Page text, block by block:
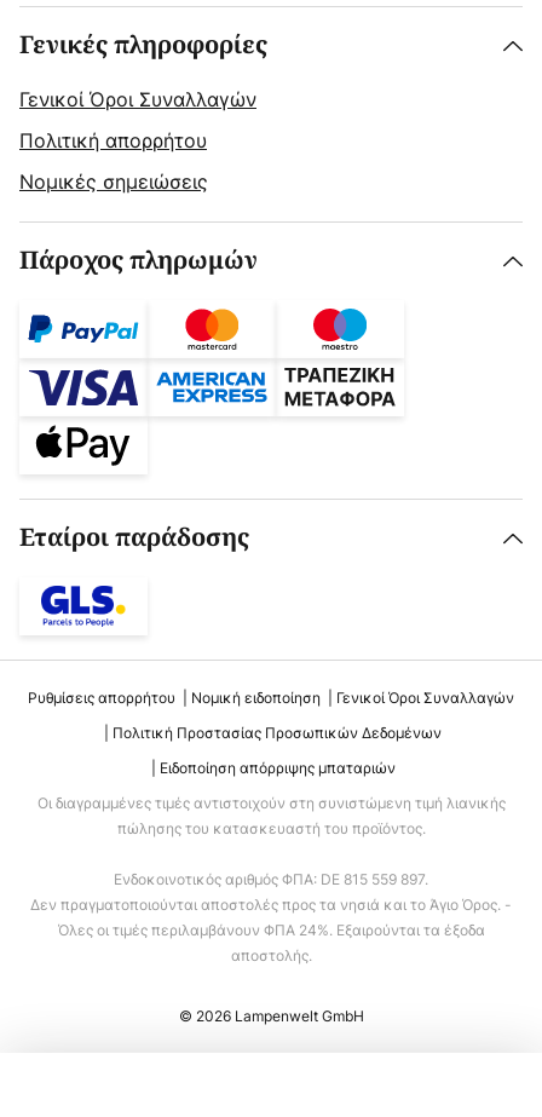
Γενικές πληροφορίες
Γενικοί Όροι Συναλλαγών
Πολιτική απορρήτου
Νομικές σημειώσεις
Πάροχος πληρωμών
Εταίροι παράδοσης
Ρυθμίσεις απορρήτου Νομική ειδοποίηση
Γενικοί Όροι Συναλλαγών
Πολιτική Προστασίας Προσωπικών Δεδομένων
Ειδοποίηση απόρριψης μπαταριών
Οι διαγραμμένες τιμές αντιστοιχούν στη συνιστώμενη τιμή λιανικής
πώλησης του κατασκευαστή του προϊόντος.
Ενδοκοινοτικός αριθμός ΦΠΑ: DE 815 559 897.
Δεν πραγματοποιούνται αποστολές προς τα νησιά και το Άγιο Όρος. -
Όλες οι τιμές περιλαμβάνουν ΦΠΑ 24%. Εξαιρούνται τα έξοδα
αποστολής.
© 2026 Lampenwelt GmbH